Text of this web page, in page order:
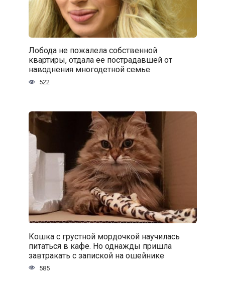
Лобода не пожалела собственной
квартиры, отдала ее пострадавшей от
наводнения многодетной семье
522
Кошка с грустной мордочкой научилась
питаться в кафе. Но однажды пришла
завтракать с запиской на ошейнике
585